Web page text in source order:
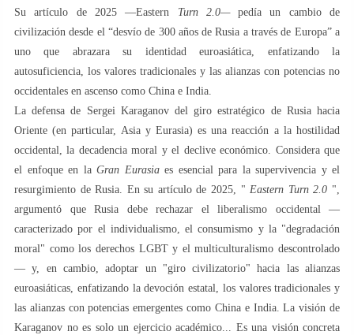
Su artículo de 2025 —Eastern Turn 2.0—pedía un cambio de
civilización desde el “desvío de 300 años de Rusia a través de Europa” a
uno que abrazara su identidad euroasiática, enfatizando la
autosuficiencia, los valores tradicionales y las alianzas con potencias no
occidentales en ascenso como China e India.
La defensa de Sergei Karaganov del giro estratégico de Rusia hacia
Oriente (en particular, Asia y Eurasia) es una reacción a la hostilidad
occidental, la decadencia moral y el declive económico. Considera que
el enfoque en la Gran Eurasiaes esencial para la supervivencia y el
resurgimiento de Rusia. En su artículo de 2025, " Eastern Turn 2.0 ",
argumentó que Rusia debe rechazar el liberalismo occidental —
caracterizado por el individualismo, el consumismo y la "degradación
moral" como los derechos LGBT y el multiculturalismo descontrolado
— y, en cambio, adoptar un "giro civilizatorio" hacia las alianzas
euroasiáticas, enfatizando la devoción estatal, los valores tradicionales y
las alianzas con potencias emergentes como China e India. La visión de
Karaganov no es solo un ejercicio académico... Es una visión concreta